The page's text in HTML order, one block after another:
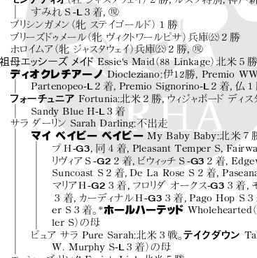
すみれＳ-L ３着，
!
ブリシンガメン（牝 ステイゴールド）１勝
ブリーズドゥ メール（牝 ヴィクトワールピサ）兵庫" ２勝
ホロイムア（牝 ジャスタウェイ）兵庫" ２勝，
!
母エッシーズ メイド Essie's Maid（88 Linkage）北米５勝
ディオクレチアーノ Diocleziano：伊12勝，Premio
Partenopeo-L ２着，Premio Signorino-L ２着，仏
フォーチュニア Fortunia：北米２勝，
ウィジャボードディス
Sandy Blue H-L ３着
サラ ダーリン Sarah Darling：不出走
マイ ベイビー ベイビー My Baby Baby：北米７
プＨ-G3，同４着，Pleasant Temper S，
リヴィアＳ -G2２着，ビウィッチ Ｓ -G3２着，
Suncoast S２着，De La Rose S２着，
マリアＨ-G2 ３着，フロリダオークス-G3 ３着，
３着，カーディナルＨ-G3 ３着，Pago Hop S
er S３着。
*ホールハーテッド Wholehearted
ler S）の母
ピュア サラ Pure Sarah：北米３戦。テイクダウン
W. Murphy S-L ３着）の母